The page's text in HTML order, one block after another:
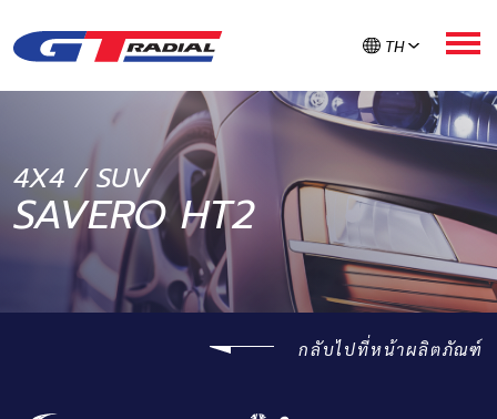
เกี่ยวกับ GT RADIAL
ผลิตภัณฑ์
GT ใส่ใจยาง
TH
4X4 / SUV
SAVERO HT2
กลับไปที่หน้าผลิตภัณฑ์